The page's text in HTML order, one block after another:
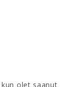
olet saanut